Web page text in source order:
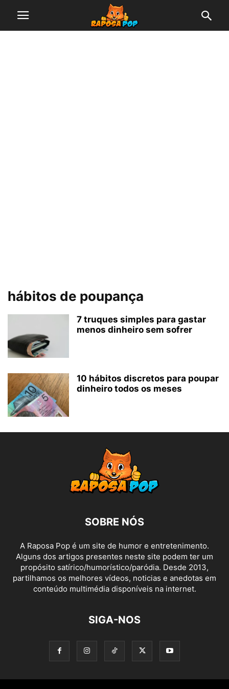
hábitos de poupança
7 truques simples para gastar
menos dinheiro sem sofrer
10 hábitos discretos para poupar
dinheiro todos os meses
SOBRE NÓS
A Raposa Pop é um site de humor e entretenimento.
Alguns dos artigos presentes neste site podem ter um
propósito satírico/humorístico/paródia. Desde 2013,
partilhamos os melhores vídeos, noticias e anedotas em
conteúdo multimédia disponíveis na internet.
SIGA-NOS